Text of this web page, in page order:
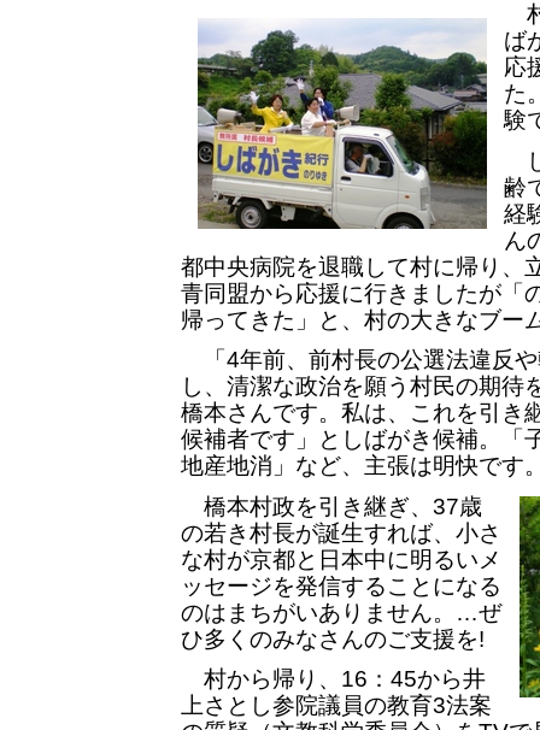
ば
応
た
験
齢
経
ん
都中央病院を退職して村に帰り
青同盟から応援に行きましたが「
帰ってきた」と、村の大きなブー
「4年前、前村長の公選法違反
し、清潔な政治を願う村民の期待
橋本さんです。私は、これを引き
候補者です」としばがき候補。「
地産地消」など、主張は明快です
橋本村政を引き継ぎ、37歳
の若き村長が誕生すれば、小さ
な村が京都と日本中に明るいメ
ッセージを発信することになる
のはまちがいありません。…ぜ
ひ多くのみなさんのご支援を!
村から帰り、16：45から井
上さとし参院議員の教育3法案